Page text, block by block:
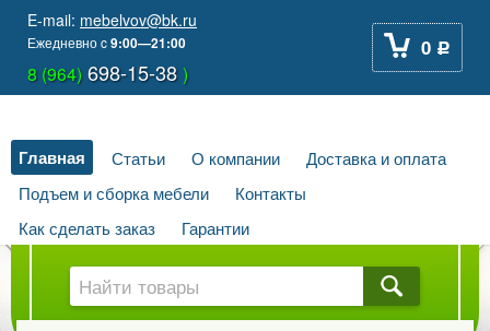
E-mail: mebelvov@bk.ru
Ежедневноc9:00—21:00
8 (964) 698-15-38)
0 Р
Главная Статьи О компании
Доставка и оплата
Подъем и сборка мебели
Контакты
Как сделать заказ
Гарантии